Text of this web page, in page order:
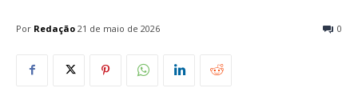
Por Redação 0
21 de maio de 2026